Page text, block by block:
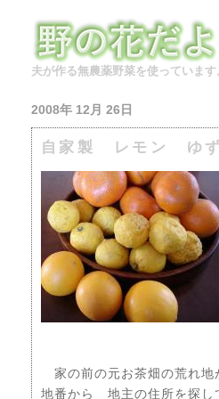
夫が作る無農薬野菜を使っています
2008年 12月 26日
自家製 レモン ゆ
家の前の元お茶畑の荒れ地
地番から 地主の住所を探し